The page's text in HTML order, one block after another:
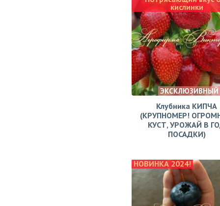
кислинки
ЭКСКЛЮЗИВНЫЙ
Клубника КИПЧА
(КРУПНОМЕР!
КУСТ, УРОЖАЙ В
ПОСАДКИ)
НОВИНКА 2024!